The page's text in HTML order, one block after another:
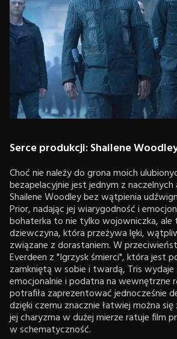
Serce produkcji: Shailene
Choć nie należy do grona moich
bezapelacyjnie jest jednym z
Shailene Woodley bez wątpienia
Prior, nadając jej wiarygodność i
bohaterka to nie tylko wojowniczka, ale
dziewczyna, która przeżywa lęki,
związane z dorastaniem. W
Everdeen z "Igrzysk śmierci", która jest
zamkniętą w sobie i twardą, Tris
emocjonalnie i podatna na wewnętrzne
potrafiła zaprezentować jednocześnie
dzięki czemu znacznie łatwiej można
jej charyzma w dużej mierze ratuje film
w schematyczność.